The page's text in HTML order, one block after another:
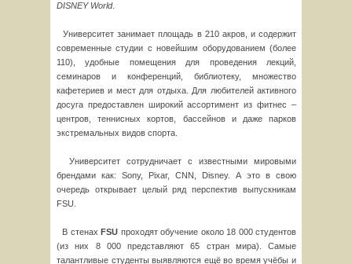
DISNEY World.
Университет занимает площадь в 210 акров, и содержит
современные студии с новейшим оборудованием (более
110), удобные помещения для проведения лекций,
семинаров и конференций, библиотеку, множество
кафетериев и мест для отдыха. Для любителей активного
досуга предоставлен широкий ассортимент из фитнес –
центров, теннисных кортов, бассейнов и даже парков
экстремальных видов спорта.
Университет сотрудничает с известными мировыми
брендами как: Sony, Pixar, CNN, Disney. А это в свою
очередь открывает целый ряд перспектив выпускникам
FSU.
В стенах FSU проходят обучение около 18 000 студентов
(из них 8 000 представляют 65 стран мира). Самые
талантливые студенты выявляются ещё во время учёбы и